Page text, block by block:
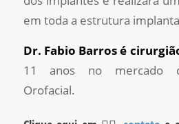
em toda a estrutura
Dr. Fabio Barrosé
11 anos no mercado
Orofacial.